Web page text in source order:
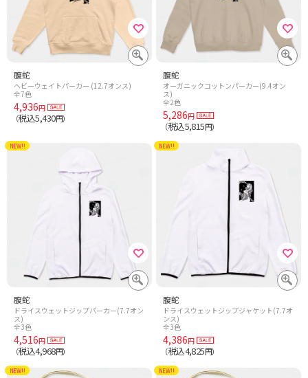
腹蛇
ヘビーウェイトパーカー (12.7オンス)
全7色
4,936円
（税込5,430円）
腹蛇
オーガニックコットンパーカー(9.4オン
ス)
全2色
5,286円
（税込5,815円）
腹蛇
ドライスウェットジップパーカー(7.7オン
ス)
全3色
4,516円
（税込4,968円）
NEW!!
腹蛇
ドライスウェットジップジャケット(7.7オ
ンス)
全3色
4,386円
（税込4,825円）
NEW!!
NEW!! NEW!!